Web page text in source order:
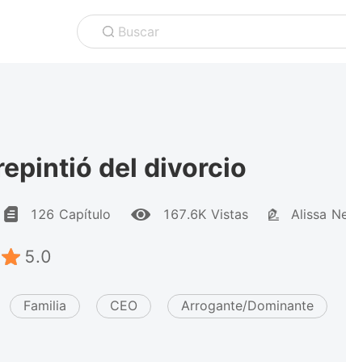
Buscar
del divorcio
126 Capítulo 167.6K Vistas Alissa
5.0
Familia CEO Arrogante/Dominante